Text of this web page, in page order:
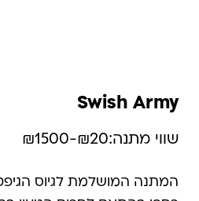
Swish Army
שווי מתנה:₪20-₪1500
המתנה